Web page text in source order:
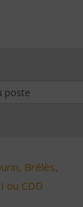
Brélès,
ou CDD